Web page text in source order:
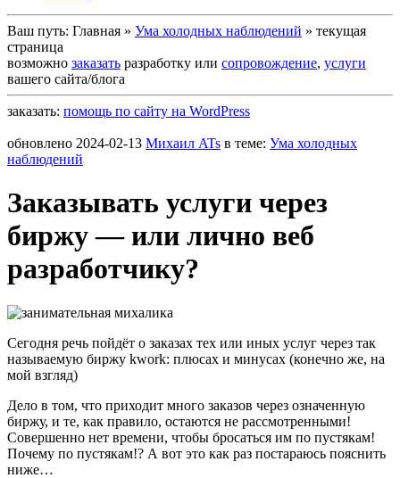
Ваш путь: Главная » Ума холодных наблюдений » текущая
страница
возможно заказать разработку или сопровождение, услуги
вашего сайта/блога
заказать: помощь по сайту на WordPress
обновлено 2024-02-13 Михаил ATs в теме: Ума холодных
наблюдений
Заказывать услуги через
биржу — или лично веб
разработчику?
Сегодня речь пойдёт о заказах тех или иных услуг через так
называемую биржу kwork: плюсах и минусах (конечно же, на
мой взгляд)
Дело в том, что приходит много заказов через означенную
биржу, и те, как правило, остаются не рассмотренными!
Совершенно нет времени, чтобы бросаться им по пустякам!
Почему по пустякам!? А вот это как раз постараюсь пояснить
ниже…